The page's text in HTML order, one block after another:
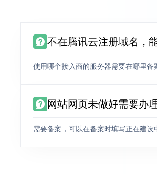
不在腾讯云注册域名，
使用哪个接入商的服务器需要在哪里备
网站网页未做好需要办
需要备案，可以在备案时填写正在建设